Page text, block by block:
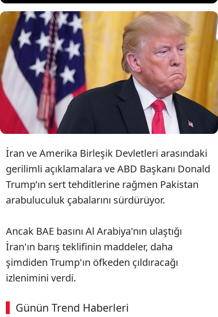
Pakistan’ın arabuluculuğuyla İran, ABD’ye revize
edilmiş yeni bir barış teklifi sundu. Sızdırılan
taslağa göre askeri tazminat talebinden
vazgeçen Tahran; ekonomik kolaylıklar,
uluslararası garantiler ve zenginleştirilmiş
uranyumun ABD yerine Rusya’ya nakledilmesini
talep ediyor.
İran ve Amerika Birleşik Devletleri arasındaki
gerilimli açıklamalara ve ABD Başkanı Donald
Trump’ın sert tehditlerine rağmen Pakistan
arabuluculuk çabalarını sürdürüyor.
Ancak BAE basını Al Arabiya'nın ulaştığı
İran'ın barış teklifinin maddeler, daha
şimdiden Trump'ın öfkeden çıldıracağı
izlenimini verdi.
Günün Trend Haberleri
00:02 / 08:06